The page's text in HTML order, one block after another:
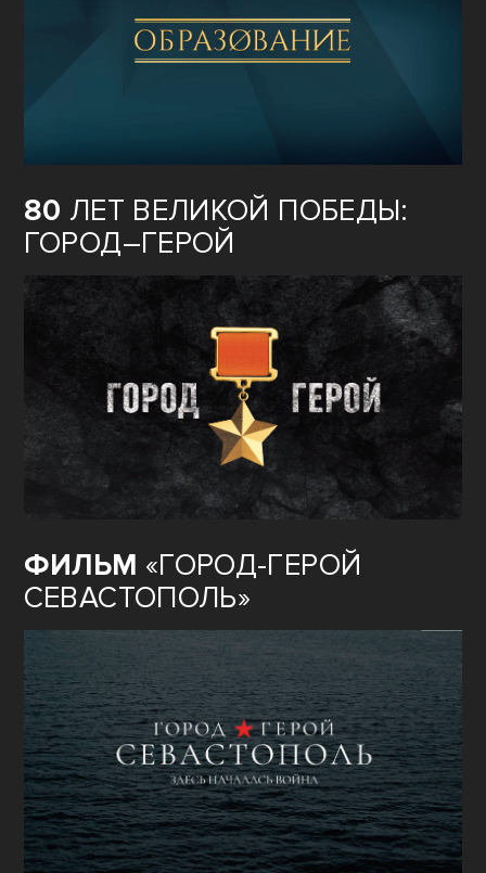
80 ЛЕТ ВЕЛИКОЙ ПОБЕДЫ:
ГОРОД–ГЕРОЙ
ФИЛЬМ «ГОРОД-ГЕРОЙ
СЕВАСТОПОЛЬ»